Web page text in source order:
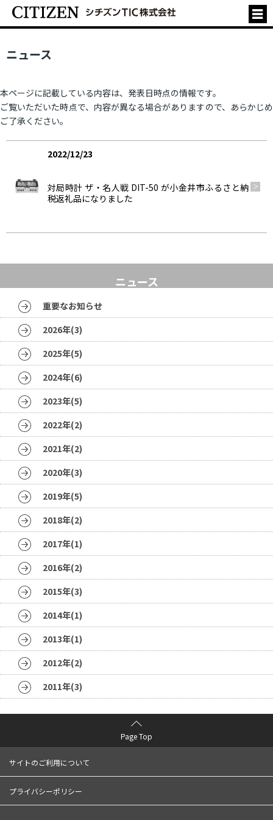
ニュース
本ページに記載している内容は、発表日時点の情報です。
ご覧いただいた時点で、内容が異なる場合がありますので、あらかじめ
ご了承ください。
2022/12/23
対局時計 ザ・名人戦 DIT-50 が小金井市ふるさと納
税返礼品になりました
ニュース
重要なお知らせ
2026年(3)
2025年(5)
2024年(6)
2023年(5)
2022年(2)
2021年(2)
2020年(3)
2019年(5)
2018年(2)
2017年(1)
2016年(2)
2015年(3)
2014年(1)
2013年(1)
2012年(2)
2011年(3)
Page Top
サイトのご利用について
プライバシーポリシー